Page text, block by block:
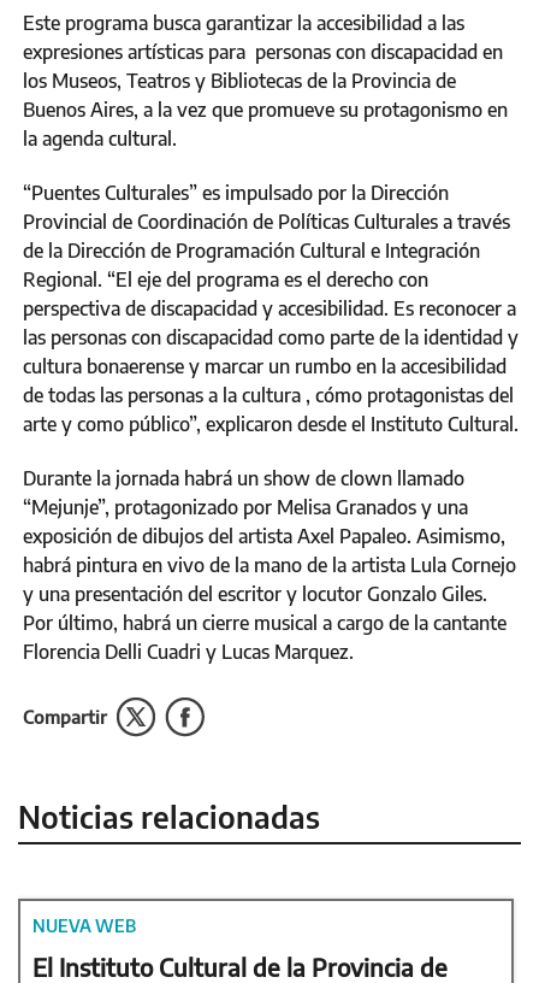
Este programa busca garantizar la accesibilidad a las
expresiones artísticas para personas con discapacidad en
los Museos, Teatros y Bibliotecas de la Provincia de
Buenos Aires, a la vez que promueve su protagonismo en
la agenda cultural.
“Puentes Culturales” es impulsado por la Dirección
Provincial de Coordinación de Políticas Culturales a través
de la Dirección de Programación Cultural e Integración
Regional. “El eje del programa es el derecho con
perspectiva de discapacidad y accesibilidad. Es reconocer a
las personas con discapacidad como parte de la identidad y
cultura bonaerense y marcar un rumbo en la accesibilidad
de todas las personas a la cultura , cómo protagonistas del
arte y como público”, explicaron desde el Instituto Cultural.
Durante la jornada habrá un show de clown llamado
“Mejunje”, protagonizado por Melisa Granados y una
exposición de dibujos del artista Axel Papaleo. Asimismo,
habrá pintura en vivo de la mano de la artista Lula Cornejo
y una presentación del escritor y locutor Gonzalo Giles.
Por último, habrá un cierre musical a cargo de la cantante
Florencia Delli Cuadri y Lucas Marquez.
Compartir
Noticias relacionadas
NUEVA WEB
El Instituto Cultural de la Provincia de